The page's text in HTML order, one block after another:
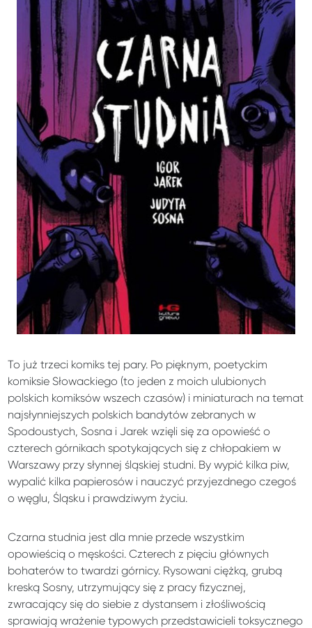
To już trzeci komiks tej pary. Po pięknym, poetyckim
komiksie Słowackiego (to jeden z moich ulubionych
polskich komiksów wszech czasów) i miniaturach na temat
najsłynniejszych polskich bandytów zebranych w
Spodoustych, Sosna i Jarek wzięli się za opowieść o
czterech górnikach spotykających się z chłopakiem w
Warszawy przy słynnej śląskiej studni. By wypić kilka piw,
wypalić kilka papierosów i nauczyć przyjezdnego czegoś
o węglu, Śląsku i prawdziwym życiu.
Czarna studnia jest dla mnie przede wszystkim
opowieścią o męskości. Czterech z pięciu głównych
bohaterów to twardzi górnicy. Rysowani ciężką, grubą
kreską Sosny, utrzymujący się z pracy fizycznej,
zwracający się do siebie z dystansem i złośliwością
sprawiają wrażenie typowych przedstawicieli toksycznego